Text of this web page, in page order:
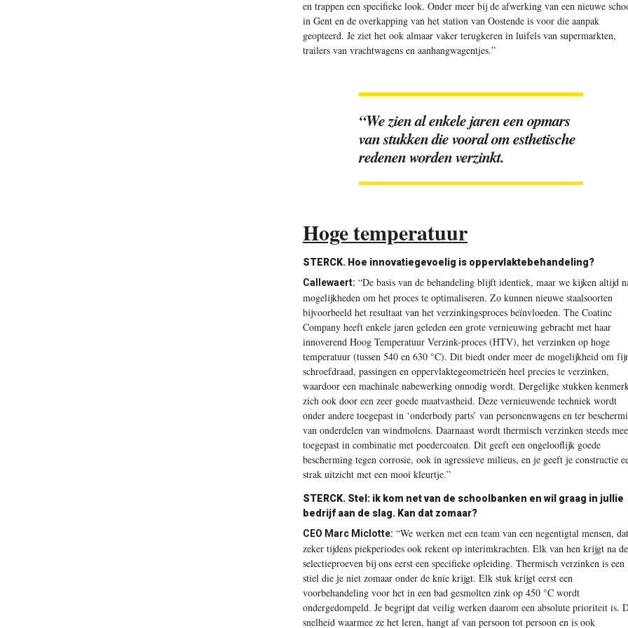
en trappen een specifieke look. Onder meer bij de afwerking van een nieuwe
in Gent en de overkapping van het station van Oostende is voor die aanpak
geopteerd. Je ziet het ook almaar vaker terugkeren in luifels van supermarkten,
trailers van vrachtwagens en aanhangwagentjes.”
“We zien al enkele jaren een opmars
van stukken die vooral om esthetische
redenen worden verzinkt.
Hoge temperatuur
STERCK. Hoe innovatiegevoelig is oppervlaktebehandeling?
Callewaert: “De basis van de behandeling blijft identiek, maar we kijken altijd
mogelijkheden om het proces te optimaliseren. Zo kunnen nieuwe staalsoorten
bijvoorbeeld het resultaat van het verzinkingsproces beïnvloeden. The Coatinc
Company heeft enkele jaren geleden een grote vernieuwing gebracht met haar
innoverend Hoog Temperatuur Verzink-proces (HTV), het verzinken op hoge
temperatuur (tussen 540 en 630 °C). Dit biedt onder meer de mogelijkheid om
schroefdraad, passing­en en oppervlaktegeometrieën heel precies te verzinken,
waardoor een machinale nabewerking onnodig wordt. Dergelijke stukken
zich ook door een zeer goede maatvastheid. Deze vernieuwende techniek wordt
onder andere toegepast in ‘onderbody parts’ van personenwagens en ter
van onderdelen van windmolens. Daarnaast wordt thermisch verzinken steeds
toegepast in combinatie met poedercoaten. Dit geeft een ongelooflijk goede
bescherming tegen corrosie, ook in agressieve milieus, en je geeft je constructie
strak uitzicht met een mooi kleurtje.”
STERCK. Stel: ik kom net van de schoolbanken en wil graag in jullie
bedrijf aan de slag. Kan dat zomaar?
CEO Marc Miclotte: “We werken met een team van een negentigtal mensen, dat
zeker tijdens piekperiodes ook rekent op interimkrachten. Elk van hen krijgt na de
selectieproeven bij ons eerst een specifieke opleiding. Thermisch verzinken is een
stiel die je niet zomaar onder de knie krijgt. Elk stuk krijgt eerst een
voorbehandeling voor het in een bad gesmolten zink op 450 °C wordt
ondergedompeld. Je begrijpt dat veilig werken daarom een absolute prioriteit is.
snelheid waarmee ze het leren, hangt af van persoon tot persoon en is ook